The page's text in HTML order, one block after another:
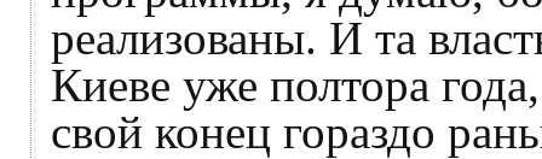
реализованы. И та
Киеве уже полтора
свой конец гораздо